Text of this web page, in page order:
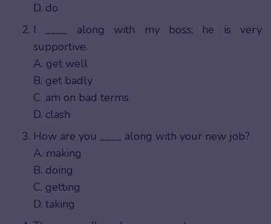
D. do
I ____ along with my boss; he is very
supportive.
A. get well
B. get badly
C. am on bad terms
D. clash
How are you ____ along with your new job?
A. making
B. doing
C. getting
D. taking